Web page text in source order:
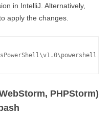
in IntelliJ. Alternatively,
apply the changes.
PHPStorm)